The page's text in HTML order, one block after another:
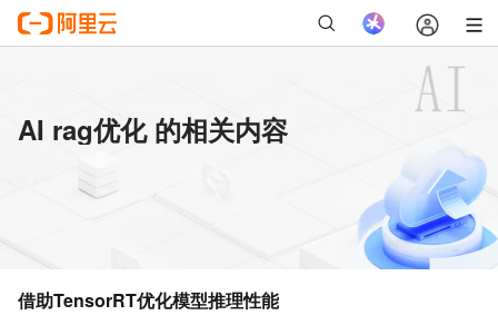
AI rag优化 的相关内容
借助TensorRT优化模型推理性能